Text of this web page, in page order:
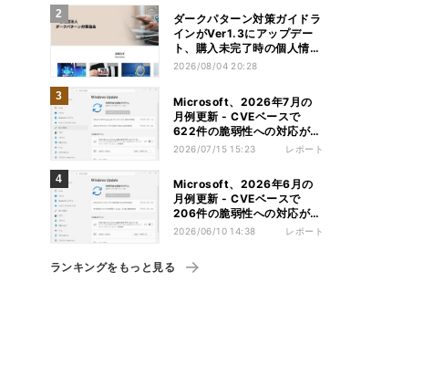
ダークパターン対策ガイドラ
インがVer1.3にアップデー
ト、購入未完了時の個人情報
利用を追記
2026/08/04 20:28
Microsoft、2026年7月の
月例更新 - CVEベースで
622件の脆弱性への対応が行
われる
2026/07/15 15:23 レポート
Microsoft、2026年6月の
月例更新 - CVEベースで
206件の脆弱性への対応が行
われる
2026/06/10 14:38 レポート
ランキングをもっと見る